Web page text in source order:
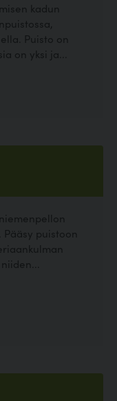
kadun
Puisto on
on yksi ja...
Pääsy puistoon